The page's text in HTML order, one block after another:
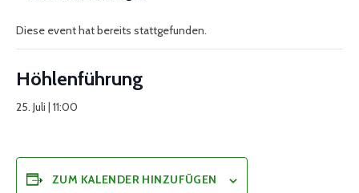
Diese event hat bereits stattgefunden.
Höhlenführung
25. Juli | 11:00
ZUM KALENDER HINZUFÜGEN